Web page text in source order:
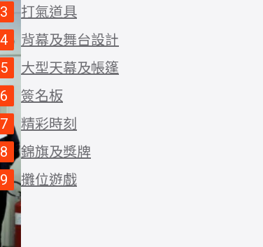
打氣道具
背幕及舞台設計
大型天幕及帳篷
簽名板
精彩時刻
錦旗及獎牌
攤位遊戲